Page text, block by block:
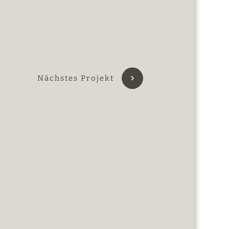
Nächstes Projekt